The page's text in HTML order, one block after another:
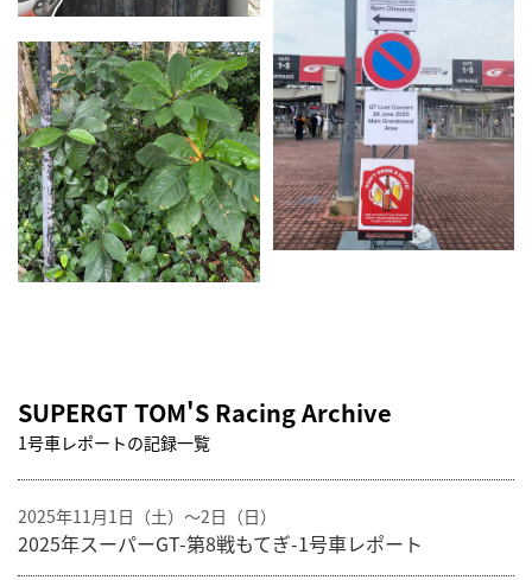
SUPERGT TOM'S Racing Archive
1号車レポートの記録一覧
2025年11月1日（土）〜2日（日）
2025年スーパーGT-第8戦もてぎ-1号車レポート